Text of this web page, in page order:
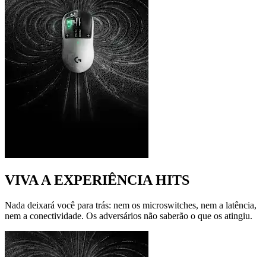
VIVA A EXPERIÊNCIA HITS
Nada deixará você para trás: nem os microswitches, nem a latência,
nem a conectividade. Os adversários não saberão o que os atingiu.